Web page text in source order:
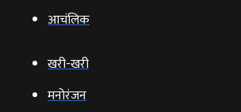
आचंलिक
खरी-खरी
मनोरंजन